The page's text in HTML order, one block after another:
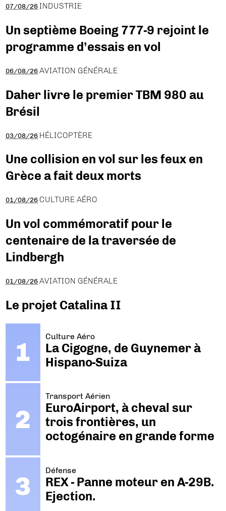
07/08/26 INDUSTRIE
Un septième Boeing 777-9 rejoint le
programme d’essais en vol
06/08/26 AVIATION GÉNÉRALE
Daher livre le premier TBM 980 au
Brésil
03/08/26 HÉLICOPTÈRE
Une collision en vol sur les feux en
Grèce a fait deux morts
01/08/26 CULTURE AÉRO
Un vol commémoratif pour le
centenaire de la traversée de
Lindbergh
01/08/26 AVIATION GÉNÉRALE
Le projet Catalina II
Culture Aéro
La Cigogne, de Guynemer à
Hispano-Suiza
Transport Aérien
EuroAirport, à cheval sur
trois frontières, un
octogénaire en grande forme
Défense
REX - Panne moteur en A-29B.
Ejection.